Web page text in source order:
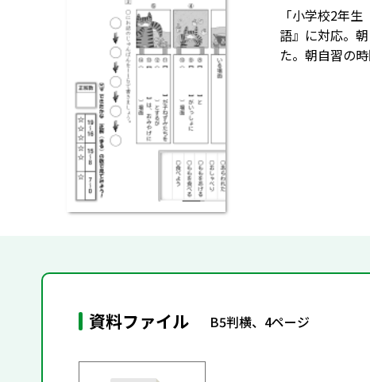
「小学校2年
語』に対応。
た。朝自習の
資料ファイル B5判横、4ページ